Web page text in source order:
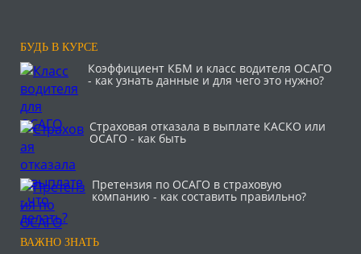
БУДЬ В КУРСЕ
Коэффициент КБМ и класс водителя ОСАГО
- как узнать данные и для чего это нужно?
Страховая отказала в выплате КАСКО или
ОСАГО - как быть
Претензия по ОСАГО в страховую
компанию - как составить правильно?
ВАЖНО ЗНАТЬ